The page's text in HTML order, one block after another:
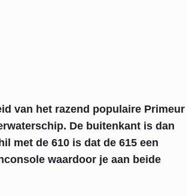
van het razend populaire Primeur
De buitenkant is dan
met de 610 is dat de 615 een
waardoor je aan beide